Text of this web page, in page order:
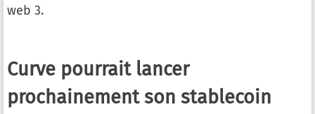
web 3.
Curve pourrait lancer
prochainement son stablecoin